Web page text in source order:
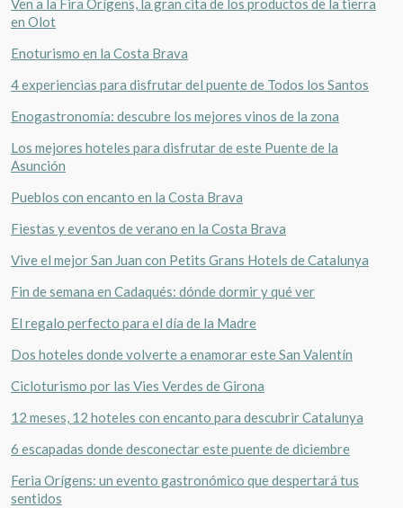
Ven a la Fira Orígens, la gran cita de los productos de la tierra
en Olot
Enoturismo en la Costa Brava
4 experiencias para disfrutar del puente de Todos los Santos
Enogastronomía: descubre los mejores vinos de la zona
Los mejores hoteles para disfrutar de este Puente de la
Asunción
Pueblos con encanto en la Costa Brava
Fiestas y eventos de verano en la Costa Brava
Vive el mejor San Juan con Petits Grans Hotels de Catalunya
Fin de semana en Cadaqués: dónde dormir y qué ver
El regalo perfecto para el día de la Madre
Dos hoteles donde volverte a enamorar este San Valentín
Cicloturismo por las Vies Verdes de Girona
12 meses, 12 hoteles con encanto para descubrir Catalunya
6 escapadas donde desconectar este puente de diciembre
Feria Orígens: un evento gastronómico que despertará tus
sentidos